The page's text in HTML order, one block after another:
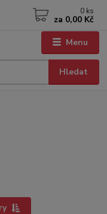
Menu
Hledat
0 ks
za 0,00 Kč